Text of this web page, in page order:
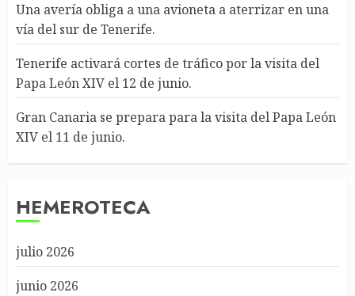
Una avería obliga a una avioneta a aterrizar en una
vía del sur de Tenerife.
Tenerife activará cortes de tráfico por la visita del
Papa León XIV el 12 de junio.
Gran Canaria se prepara para la visita del Papa León
XIV el 11 de junio.
HEMEROTECA
julio 2026
junio 2026